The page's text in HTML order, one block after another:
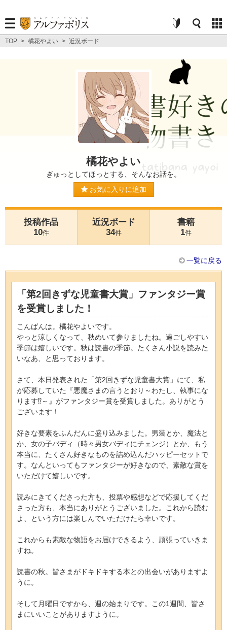
TOP > 橘花やよい > 近況ボード
橘花やよい
ぎゅっとしてほっとする、そんなお話を。
お気に入りに追加
投稿作品
10件
近況ボード
34件
書籍
1件
一覧に戻る
「第2回きずな児童書大賞」ファンタジー賞
を受賞しました！
こんばんは。橘花やよいです。
やっと涼しくなって、秋めいて参りましたね。過ごしやすい
季節は嬉しいです。秋は読書の季節。たくさん小説を読みた
いなあ、と思っております。
さて、本日発表された「第2回きずな児童書大賞」にて、私
が応募していた『悪魔さまの言うとおり～わたし、執事にな
ります⁉︎～』がファンタジー賞を受賞しました。ありがとう
ございます！
好きな要素をふんだんに盛り込みました。男装とか、魔法と
か、女の子バディ（時々男女バディにチェンジ）とか、もう
本当に、たくさん好きなものを詰め込んだハッピーセットで
す。なんといってもファンタジーが好きなので、素敵な賞を
いただけて嬉しいです。
読みにきてくださった方も、投票や感想などで応援してくだ
さった方も、本当にありがとうございました。これから読む
よ、という方には楽しんでいただけたら幸いです。
これからも素敵な物語をお届けできるよう、頑張っていきま
すね。
読書の秋。皆さまがドキドキする本との出会いがありますよ
うに。
そして月曜日ですから、週の始まりです。この1週間、皆さ
まにいいことがありますように。